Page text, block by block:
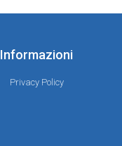
Informazioni
Privacy Policy